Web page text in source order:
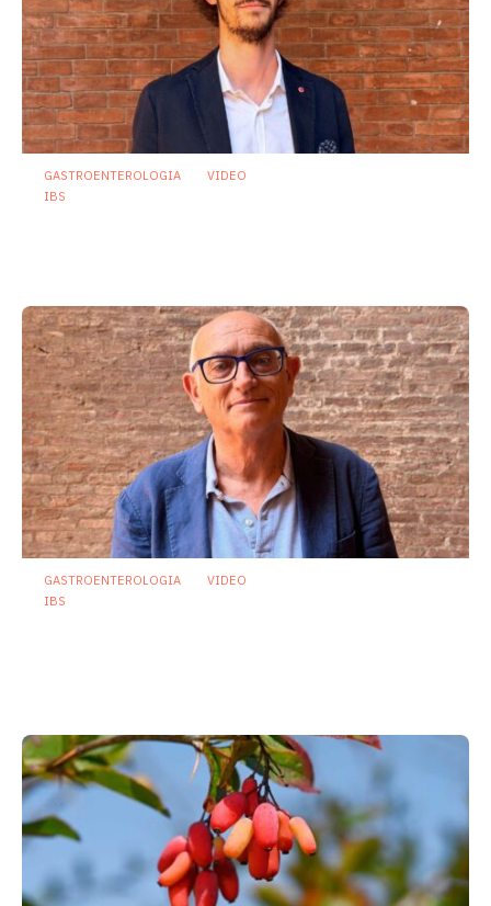
GASTROENTEROLOGIA
VIDEO
IBS
GASTROENTEROLOGIA
VIDEO
IBS